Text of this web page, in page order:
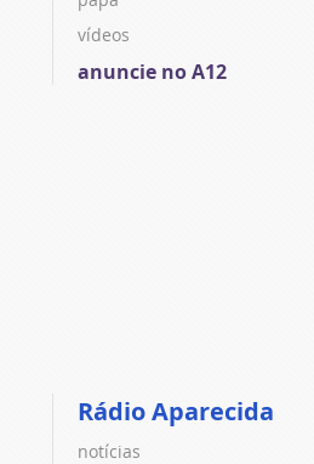
vídeos
anuncie no A12
Rádio Aparecida
notícias